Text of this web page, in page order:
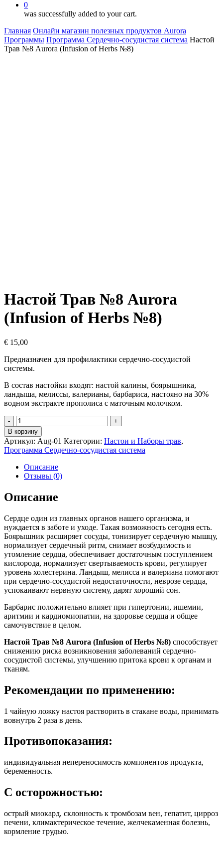
0
was successfully added to your cart.
Главная Онлайн магазин полезных продуктов Aurora
Программы Программа Сердечно-сосудистая система Настой
Трав №8 Aurora (Infusion of Herbs №8)
Настой Трав №8 Aurora
(Infusion of Herbs №8)
€ 15,00
Предназначен для профилактики сердечно-сосудистой
системы.
В состав настойки входят: настой калины, боярышника,
ландыша, мелиссы, валерианы, барбариса, настояно на 30%
водном экстракте прополиса с маточным молочком.
Количество
товара
Настой
Трав
№8
Aurora
(Infusion
№8)
В корзину
Артикул: Aug-01 Категории: Настои и Наборы трав,
Программа Сердечно-сосудистая система
Описание
Отзывы (0)
Описание
Сердце один из главных органов нашего организма, и
нуждается в заботе и уходе. Такая возможность сегодня есть.
Боярышник расширяет сосуды, тонизирует сердечную мышцу,
нормализует сердечный ритм, снимает возбудимость и
утомление сердца, обеспечивает достаточным поступлением
кислорода, нормализует свертываемость крови, регулирует
уровень холестерина. Ландыш, мелисса и валериана помогают
при сердечно-сосудистой недостаточности, неврозе сердца,
успокаивают нервную систему, дарят хороший сон.
Барбарис положительно влияет при гипертонии, ишемии,
аритмии и кардиомиопатии, на здоровье сердца и общее
самочувствие в целом.
Настой Трав №8 Aurora (Infusion of Herbs №8) способствует
снижению риска возникновения заболеваний сердечно-
сосудистой системы, улучшению притока крови к органам и
тканям.
Рекомендации по применению:
1 чайную ложку настоя растворить в стакане воды, принимать
вовнутрь 2 раза в день.
Противопоказания:
индивидуальная непереносимость компонентов продукта,
беременность.
С осторожностью:
острый миокард, склонность к тромбозам вен, гепатит, цирроз
печени, климактерическое течение, желчекаменная болезнь,
кормление грудью.